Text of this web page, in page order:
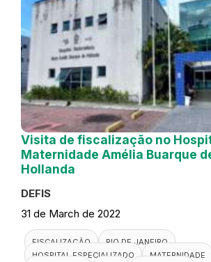
Visita de fiscalização no
Maternidade Amélia Buarque
Hollanda
DEFIS
31 de March de 2022
FISCALIZAÇÃO
RIO DE JANEIRO
HOSPITAL ESPECIALIZADO
MATERNIDADE